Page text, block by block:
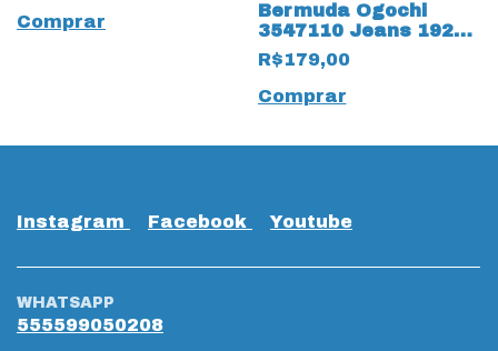
Comprar
Bermuda Ogochi
3547110 Jeans 19211
com 4 Bolsos
R$179,00
Comprar
Instagram Facebook Youtube
WHATSAPP
555599050208